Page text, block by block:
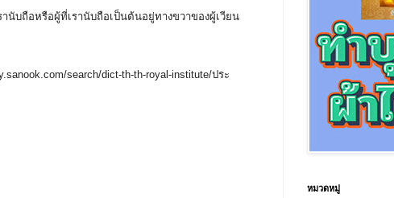
นับถือหรือผู้ที่เรานับถือเป็นต้นอยู่ทางขวาของผู้เวียน
search/dict-th-th-royal-institute/ประ
หมวดหมู่